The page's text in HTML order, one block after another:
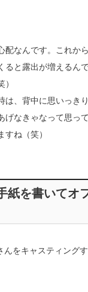
配なんです。これか
ると露出が増えるん
は、背中に思いっき
げなきゃなって思って
ね（笑）
紙を書いてオ
んをキャスティング